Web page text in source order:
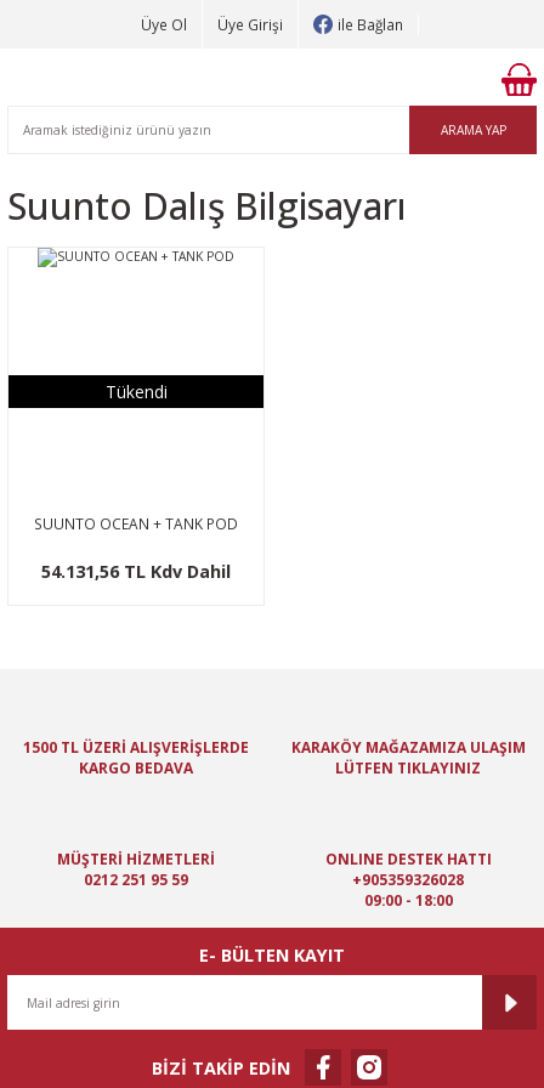
Üye Ol Üye Girişi ile Bağlan
ARAMA YAP
Suunto Dalış Bilgisayarı
Tükendi
SUUNTO OCEAN + TANK POD
54.131,56 TL Kdv Dahil
1500 TL ÜZERİ ALIŞVERİŞLERDE
KARGO BEDAVA
KARAKÖY MAĞAZAMIZA ULAŞIM
LÜTFEN TIKLAYINIZ
MÜŞTERİ HİZMETLERİ
0212 251 95 59
ONLINE DESTEK HATTI
+905359326028
09:00 - 18:00
E- BÜLTEN KAYIT
BİZİ TAKİP EDİN